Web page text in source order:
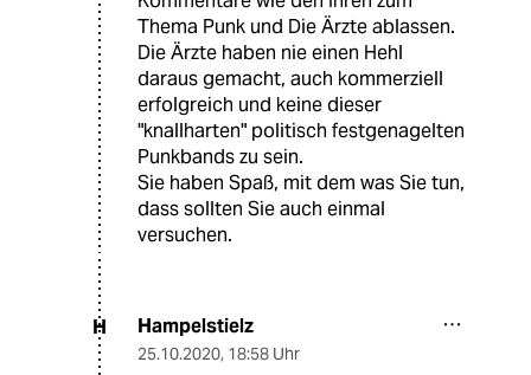
Thema Punk und Die Ärzte ablassen.
Die Ärzte haben nie einen Hehl
daraus gemacht, auch kommerziell
erfolgreich und keine dieser
"knallharten" politisch festgenagelten
Punkbands zu sein.
Sie haben Spaß, mit dem was Sie tun,
dass sollten Sie auch einmal
versuchen.
H Hampelstielz
25.10.2020, 18:58 Uhr